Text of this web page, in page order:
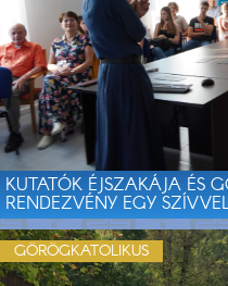
KUTATÓK ÉJSZAKÁJA ÉS
RENDEZVÉNY EGY
GÖRÖGKATOLIKUS